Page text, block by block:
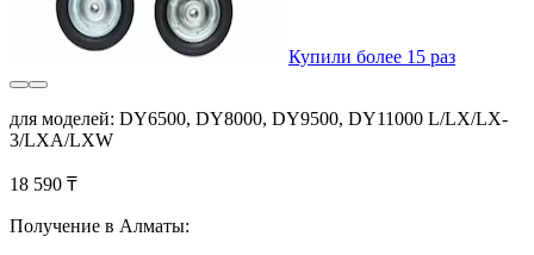
Купили более 15 раз
для моделей: DY6500, DY8000, DY9500, DY11000 L/LX/LX-
3/LXA/LXW
18 590 ₸
Получение в Алматы: